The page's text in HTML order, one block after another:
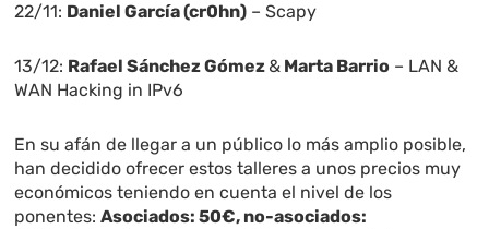
22/11: Daniel García (cr0hn) – Scapy
13/12: Rafael Sánchez Gómez & Marta Barrio – LAN &
WAN Hacking in IPv6
En su afán de llegar a un público lo más amplio posible,
han decidido ofrecer estos talleres a unos precios muy
económicos teniendo en cuenta el nivel de los
ponentes:Asociados: 50€, no-asociados: